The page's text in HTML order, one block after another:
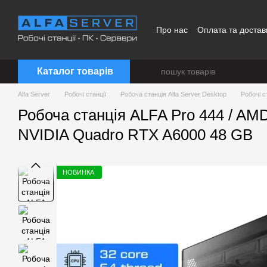
Про нас Оплата та
Каталог товарів
Alfa Server Робочі станції Робоча станція Alfa Server Desktop Робочі
Робоча станція ALFA Pro 444 /
NVIDIA Quadro RTX A6000 48 GB
НОВИНКА